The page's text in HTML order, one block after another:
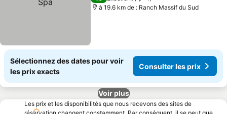
à 19.6 km de : Ranch Massif du Sud
Sélectionnez des dates pour voir
les prix exacts
Consulter les prix
Voir plus
Les prix et les disponibilités que nous recevons des sites de